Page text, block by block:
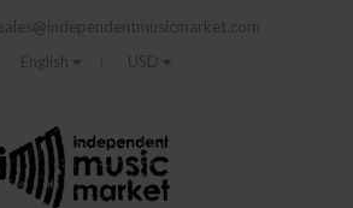
sales@independentmusicmarket.com
English
USD